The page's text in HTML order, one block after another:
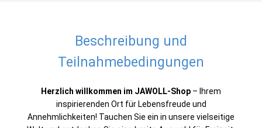
Beschreibung und
Teilnahmebedingungen
Herzlich willkommen im JAWOLL-Shop – Ihrem
inspirierenden Ort für Lebensfreude und
Annehmlichkeiten! Tauchen Sie ein in unsere vielseitige